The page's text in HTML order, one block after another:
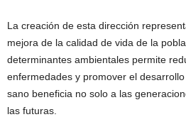
La creación de esta dirección
mejora de la calidad de vida de la
determinantes ambientales permite
enfermedades y promover el
sano beneficia no solo a las
las futuras.